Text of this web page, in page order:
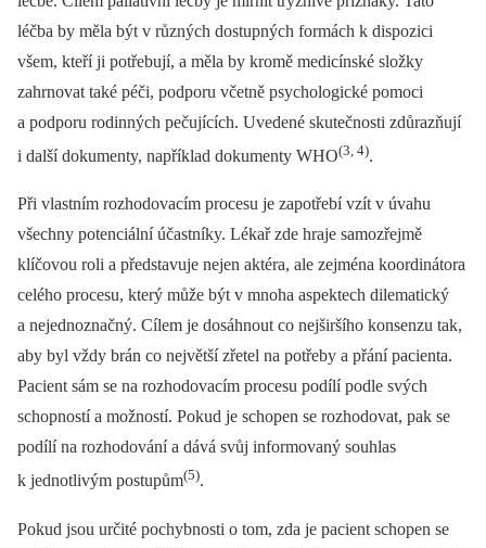
léčba by měla být v různých dostupných formách k dispozici
všem, kteří ji potřebují, a měla by kromě medicínské složky
zahrnovat také péči, podporu včetně psychologické pomoci
a podporu rodinných pečujících. Uvedené skutečnosti zdůrazňují
i další dokumenty, například dokumenty WHO(3, 4).
Při vlastním rozhodovacím procesu je zapotřebí vzít v úvahu
všechny potenciální účastníky. Lékař zde hraje samozřejmě
klíčovou roli a představuje nejen aktéra, ale zejména koordinátora
celého procesu, který může být v mnoha aspektech dilematický
a nejednoznačný. Cílem je dosáhnout co nejširšího konsenzu tak,
aby byl vždy brán co největší zřetel na potřeby a přání pacienta.
Pacient sám se na rozhodovacím procesu podílí podle svých
schopností a možností. Pokud je schopen se rozhodovat, pak se
podílí na rozhodování a dává svůj informovaný souhlas
k jednotlivým postupům(5).
Pokud jsou určité pochybnosti o tom, zda je pacient schopen se